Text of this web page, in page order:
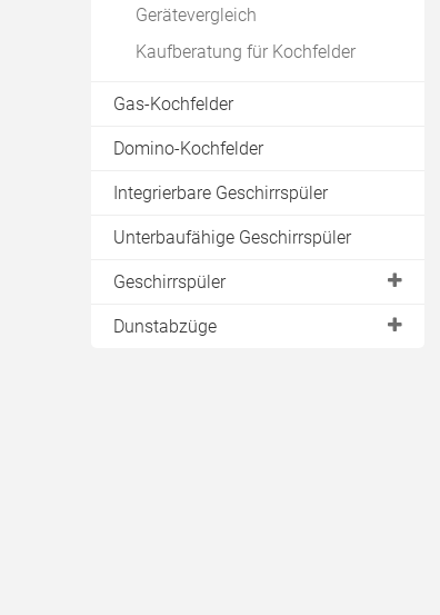
Angebote einholen
Gerätevergleich
Kaufberatung für Kochfelder
Gas-Kochfelder
Domino-Kochfelder
Integrierbare Geschirrspüler
Unterbaufähige Geschirrspüler
Geschirrspüler
Auswahlkriterium
"Wasserverbrauch"
Dunstabzüge